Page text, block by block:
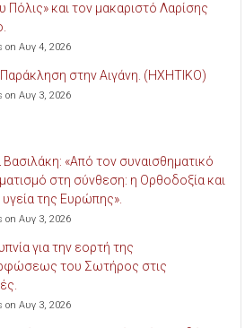
Πόλις» και τον μακαριστό Λαρίσης
on Αυγ 4, 2026
στην Αιγάνη. (ΗΧΗΤΙΚΟ)
on Αυγ 3, 2026
«Από τον συναισθηματικό
στη σύνθεση: η Ορθοδοξία και
υγεία της Ευρώπης».
on Αυγ 3, 2026
για την εορτή της
του Σωτήρος στις
on Αυγ 3, 2026